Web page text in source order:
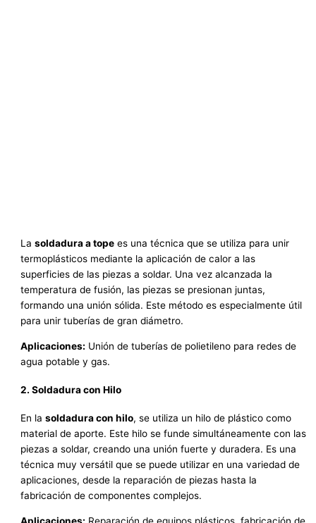
Lasoldadura a tope es una técnica que se utiliza para unir
termoplásticos mediante la aplicación de calor a las
superficies de las piezas a soldar. Una vez alcanzada la
temperatura de fusión, las piezas se presionan juntas,
formando una unión sólida. Este método es especialmente útil
para unir tuberías de gran diámetro.
Aplicaciones: Unión de tuberías de polietileno para redes de
agua potable y gas.
2. Soldadura con Hilo
En lasoldadura con hilo, se utiliza un hilo de plástico como
material de aporte. Este hilo se funde simultáneamente con las
piezas a soldar, creando una unión fuerte y duradera. Es una
técnica muy versátil que se puede utilizar en una variedad de
aplicaciones, desde la reparación de piezas hasta la
fabricación de componentes complejos.
Aplicaciones: Reparación de equipos plásticos, fabricación de